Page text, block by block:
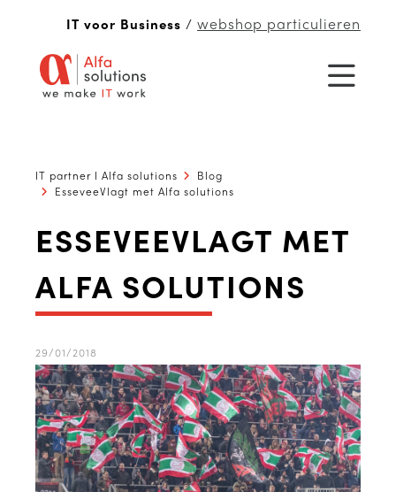
IT voor Business / webshop particulieren
IT partner I Alfa solutions
Blog
EsseveeVlagt met Alfa solutions
ESSEVEEVLAGT MET
ALFA SOLUTIONS
29/01/2018